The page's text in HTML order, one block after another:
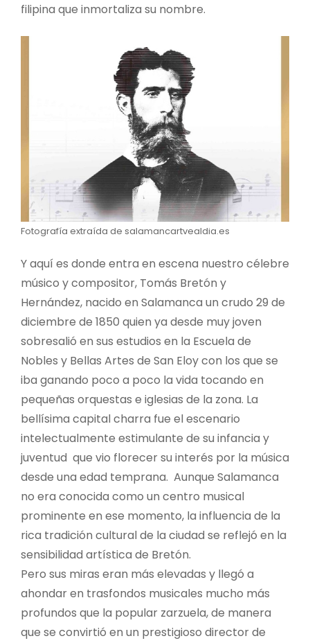
filipina que inmortaliza su nombre.
Fotografía extraída de salamancartvealdia.es
Y aquí es donde entra en escena nuestro célebre
músico y compositor, Tomás Bretón y
Hernández, nacido en Salamanca un crudo 29 de
diciembre de 1850 quien ya desde muy joven
sobresalió en sus estudios en la Escuela de
Nobles y Bellas Artes de San Eloy con los que se
iba ganando poco a poco la vida tocando en
pequeñas orquestas e iglesias de la zona. La
bellísima capital charra fue el escenario
intelectualmente estimulante de su infancia y
juventud que vio florecer su interés por la música
desde una edad temprana. Aunque Salamanca
no era conocida como un centro musical
prominente en ese momento, la influencia de la
rica tradición cultural de la ciudad se reflejó en la
sensibilidad artística de Bretón.
Pero sus miras eran más elevadas y llegó a
ahondar en trasfondos musicales mucho más
profundos que la popular zarzuela, de manera
que se convirtió en un prestigioso director de